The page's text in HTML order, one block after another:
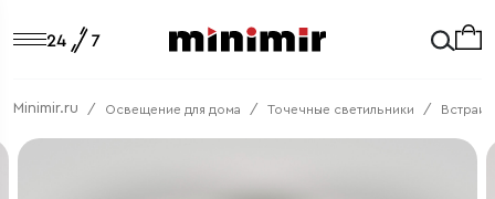
Minimir.ru Освещение для дома Точечные светильники